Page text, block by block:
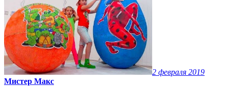
2 февраля 2019
Мистер Макс